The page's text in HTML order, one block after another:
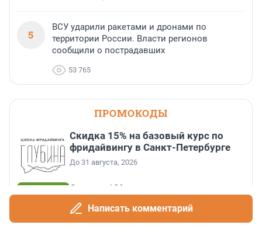
5
ВСУ ударили ракетами и дронами по
территории России. Власти регионов
сообщили о пострадавших
53 765
ПРОМОКОДЫ
Скидка 15% на базовый курс по
фридайвингу в Санкт-Петербурге
До 31 августа, 2026
Скидка 10% на все товары
До 31 августа, 2026
Написать комментарий